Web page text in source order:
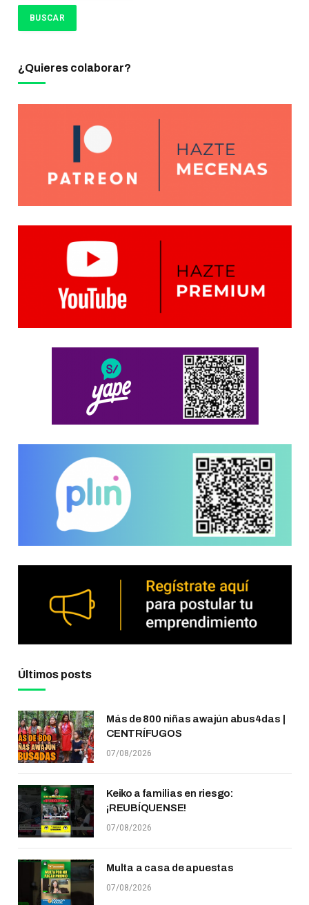
¿Quieres colaborar?
Últimos posts
Más de 800 niñas awajún abus4das |
CENTRÍFUGOS
07/08/2026
Keiko a familias en riesgo:
¡REUBÍQUENSE!
07/08/2026
Multa a casa de apuestas
07/08/2026